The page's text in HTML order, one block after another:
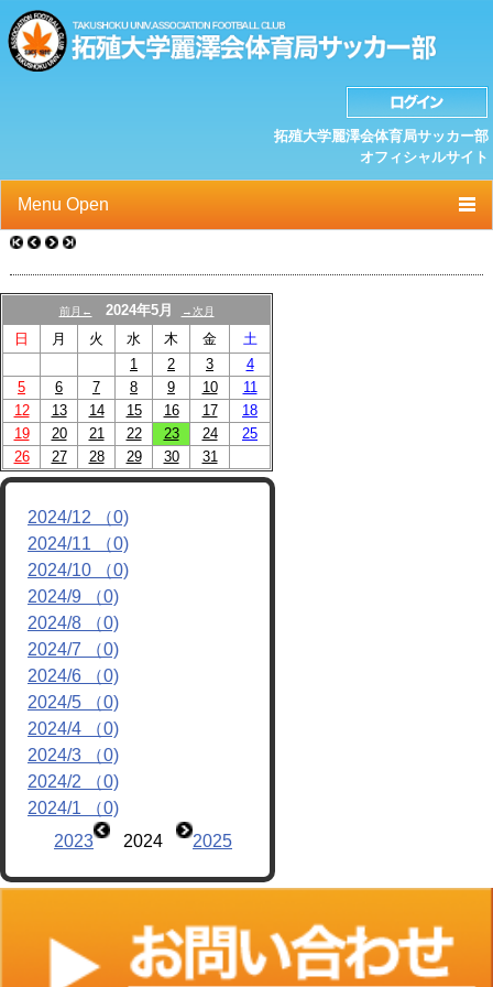
拓殖大学麗澤会体育局サッカー部
オフィシャルサイト
Menu Open
TOP
ニュース
クラブプロフィール
選手/スタッフ一覧
スケジュール
OB紹介/OB会
リンク
前月← 2024年5月 →次月
日 月 火 水 木 金
土
1
2 3
4
5
6 7 8 9 10
11
12
13 14 15 16 17
18
19
20 21 22 23 24
25
26
27 28 29 30 31
2024/12 （0)
2024/11 （0)
2024/10 （0)
2024/9 （0)
2024/8 （0)
2024/7 （0)
2024/6 （0)
2024/5 （0)
2024/4 （0)
2024/3 （0)
2024/2 （0)
2024/1 （0)
2023
2024 2025